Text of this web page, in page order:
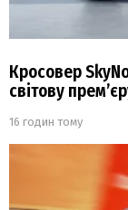
Кросовер
світову
16 годин тому